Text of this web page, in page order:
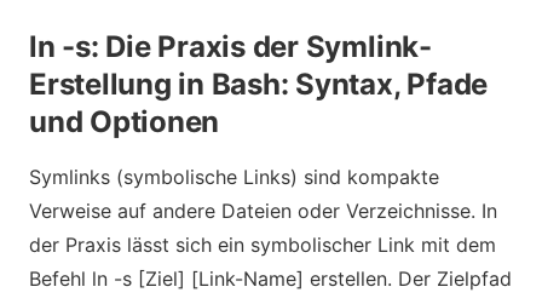
ln -s: Die Praxis der Symlink-
Erstellung in Bash: Syntax, Pfade
und Optionen
Symlinks (symbolische Links) sind kompakte
Verweise auf andere Dateien oder Verzeichnisse. In
der Praxis lässt sich ein symbolischer Link mit dem
Befehl ln -s [Ziel] [Link-Name] erstellen. Der Zielpfad